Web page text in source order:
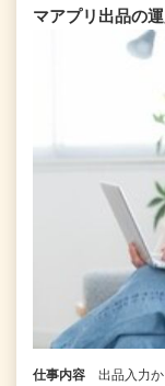
マアプリ出品の
仕事内容
出品入力